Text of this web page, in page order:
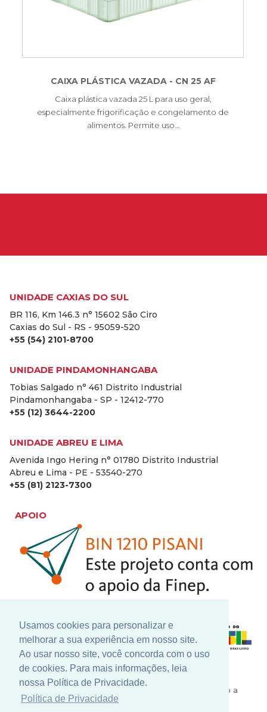
Usamos cookies para personalizar e
melhorar a sua experiência em nosso site.
Ao usar nosso site, você concorda com o uso
de cookies. Para mais informações, leia
nossa Política de Privacidade.
Política de Privacidade
CAIXA PLÁSTICA VAZADA - CN 25 AF
Caixa plástica vazada 25 L para uso geral,
especialmente frigorificação e congelamento de
alimentos. Permite uso…
UNIDADE CAXIAS DO SUL
BR 116, Km 146.3 n° 15602 São Ciro
Caxias do Sul - RS - 95059-520
+55 (54) 2101-8700
UNIDADE PINDAMONHANGABA
Tobias Salgado n° 461 Distrito Industrial
Pindamonhangaba - SP - 12412-770
+55 (12) 3644-2200
UNIDADE ABREU E LIMA
Avenida Ingo Hering n° 01780 Distrito Industrial
Abreu e Lima - PE - 53540-270
+55 (81) 2123-7300
APOIO
Nosso constante investimento em pesquisa e
desenvolvimento conta com grandes parceiros como a
Finep - Financiadora de Inovação e Pesquisa, para a